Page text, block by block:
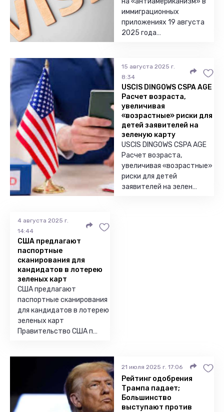
иммиграционных
приложениях 19 августа
2025 года…
15 августа 2025 г.
8:34
USCIS DINGOWS CSPA AGE
Расчет возраста,
увеличивая
«возрастные» риски для
детей заявителей на
зеленую карту
USCIS DINGOWS CSPA AGE
Расчет возраста,
увеличивая «возрастные»
риски для детей
заявителей на зелен…
4 августа 2025 г.
14:44
США предлагают
паспортные
сканирования для
кандидатов в лотерею
зеленых карт
США предлагают
паспортные сканирования
для кандидатов в лотерею
зеленых карт
Правительство США п…
21 июля 2025 г. 17:06
Рейтинг одобрения
Трампа падает;
Большинство
выступают против